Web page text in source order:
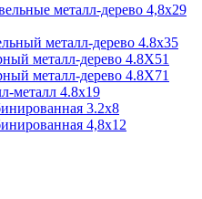
металл-дерево 4,8х29
металл-дерево 4.8x35
металл-дерево 4.8X51
металл-дерево 4.8X71
металл 4.8x19
3.2x8
4,8x12